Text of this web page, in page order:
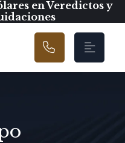
en Veredictos y